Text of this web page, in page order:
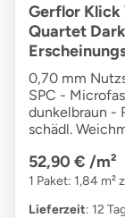
Gerflor
Quartet
0,70 mm
SPC -
dunkelbraun -
schädl.
52,90 € /m²
1 Paket: 1,84 m²
Lieferzeit: 12